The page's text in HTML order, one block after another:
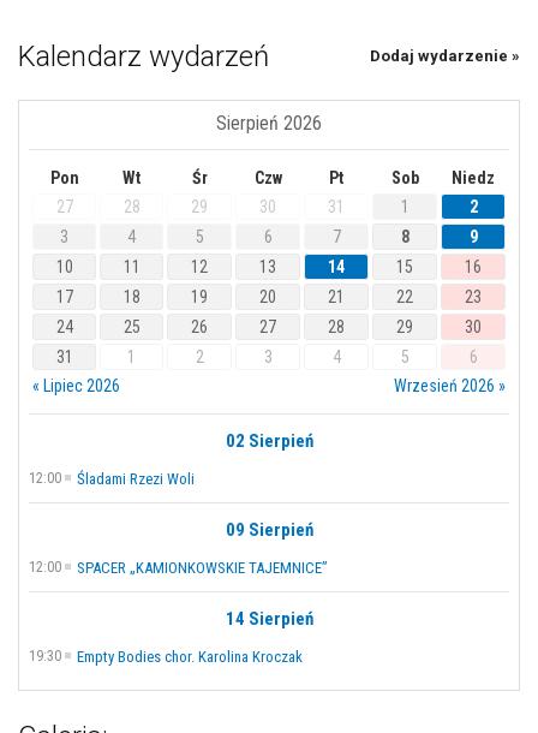
Kalendarz wydarzeń Dodaj wydarzenie »
Sierpień 2026
Pon Wt Śr Czw Pt Sob
Niedz
27
28 29 30 31 1
2
3
4 5 6 7 8
9
10
11 12 13 14 15
16
17
18 19 20 21 22
23
24
25 26 27 28 29
30
31
1 2 3 4 5
6
« Lipiec 2026
Wrzesień 2026 »
02 Sierpień
12:00 Śladami Rzezi Woli
09 Sierpień
12:00 SPACER „KAMIONKOWSKIE TAJEMNICE”
14 Sierpień
19:30 Empty Bodies chor. Karolina Kroczak